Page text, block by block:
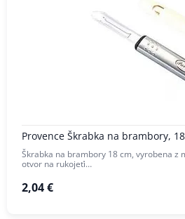
Provence Škrabka na brambory,
Škrabka na brambory 18 cm, vyrobena z
otvor na rukojeťi…
2,04 €